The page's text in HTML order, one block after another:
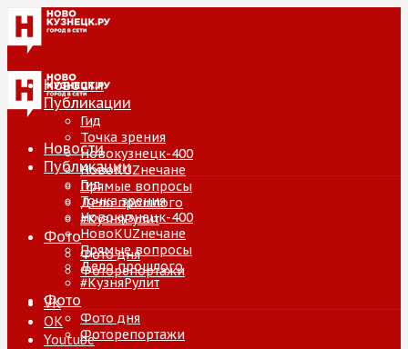
Новости
Публикации
Гид
Точка зрения
Новокузнецк-400
НовоKUZнечане
Прямые вопросы
Дело прошлого
#КузняРулит
Фото
Фото дня
Фоторепортажи
VK
ОК
Youtube
Новости
Публикации
Гид
Точка зрения
Новокузнецк-400
НовоKUZнечане
Прямые вопросы
Дело прошлого
#КузняРулит
Фото
Фото дня
Фоторепортажи